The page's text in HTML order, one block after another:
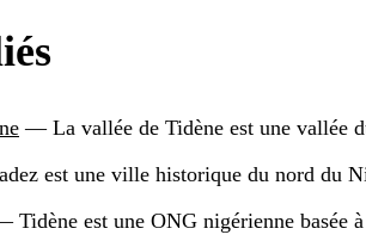
— La vallée de Tidène est une vallée
est une ville historique du nord du
Tidène est une ONG nigérienne basée